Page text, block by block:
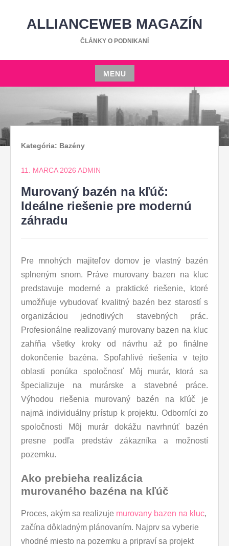
ALLIANCEWEB MAGAZÍN
ČLÁNKY O PODNIKANÍ
MENU
Skip
Kategória: Bazény
11. MARCA 2026 ADMIN
Murovaný bazén na kľúč:
Ideálne riešenie pre modernú
záhradu
Pre mnohých majiteľov domov je vlastný bazén
splneným snom. Práve murovany bazen na kluc
predstavuje moderné a praktické riešenie, ktoré
umožňuje vybudovať kvalitný bazén bez starostí s
organizáciou jednotlivých stavebných prác.
Profesionálne realizovaný murovany bazen na kluc
zahŕňa všetky kroky od návrhu až po finálne
dokončenie bazéna. Spoľahlivé riešenia v tejto
oblasti ponúka spoločnosť Môj murár, ktorá sa
špecializuje na murárske a stavebné práce.
Výhodou riešenia murovaný bazén na kľúč je
najmä individuálny prístup k projektu. Odborníci zo
spoločnosti Môj murár dokážu navrhnúť bazén
presne podľa predstáv zákazníka a možností
pozemku.
Ako prebieha realizácia
murovaného bazéna na kľúč
Proces, akým sa realizuje murovany bazen na kluc,
začína dôkladným plánovaním. Najprv sa vyberie
vhodné miesto na pozemku a pripraví sa projekt